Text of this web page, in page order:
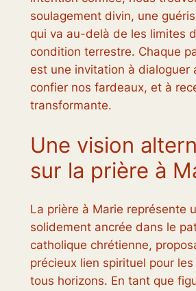
soulagement divin, une
qui va au-delà de les limites
condition terrestre. Chaque
est une invitation à dialoguer
confier nos fardeaux, et à
transformante.
Une vision
sur la prière à
La prière à Marie représente
solidement ancrée dans le
catholique chrétienne,
précieux lien spirituel pour
tous horizons. En tant que